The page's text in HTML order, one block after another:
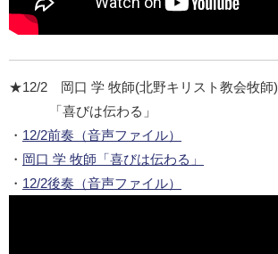
★12/2 岡口 学 牧師(北野キリスト教会牧師)
「喜びは伝わる」
・ 12/2前奏（音声ファイル）
・ 岡口 学 牧師「喜びは伝わる」
・ 12/2後奏（音声ファイル）